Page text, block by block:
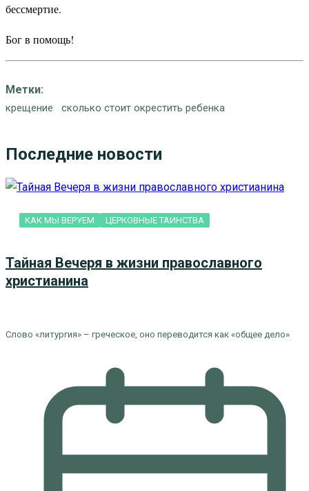
бессмертие.
Бог в помощь!
Метки:
крещение сколько стоит окрестить ребенка
Последние новости
КАК МЫ ВЕРУЕМ ЦЕРКОВНЫЕ ТАИНСТВА
Тайная Вечеря в жизни православного
христианина
Слово «литургия» – греческое, оно переводится как «общее дело»